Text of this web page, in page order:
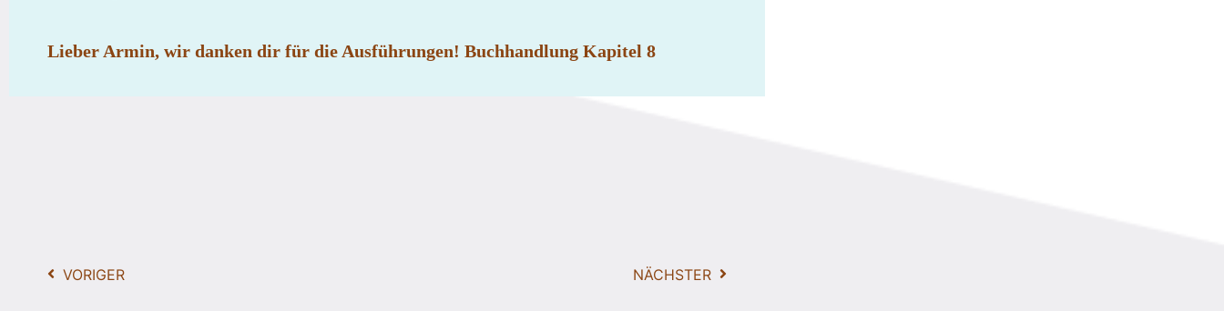
Lieber Armin, wir danken dir für die Ausführungen! Buchhandlung Kapitel 8
VORIGER NÄCHSTER